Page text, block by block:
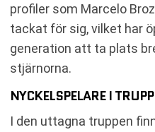
profiler som Marcelo
tackat för sig, vilket har
generation att ta plats
stjärnorna.
NYCKELSPELARE I
I den uttagna truppen